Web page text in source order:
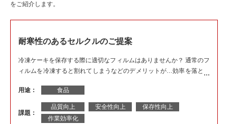
をご紹介します。
耐寒性のあるセルクルのご提案
冷凍ケーキを保存する際に適切なフィルムはありませんか？ 通常のフ
ィルムを冷凍すると割れてしまうなどのデメリットが…効率を落とさ
た。
用途： 食品
課題：
品質向上 安全性向上
保存性向上
作業効率化